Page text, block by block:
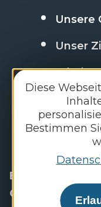
Diese
Bestimmen
Unsere
Unser
FAQ :
Entdecken Sie
Gruppe